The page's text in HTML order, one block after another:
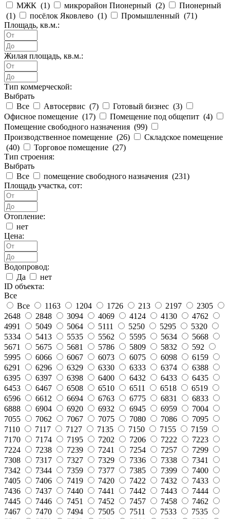
МЖК (1) микрорайон Пионерный (2)
Пионерный
(1) посёлок Яковлево (1) Промышленный (71)
Площадь, кв.м.:
Жилая площадь, кв.м.:
Тип коммерческой:
Выбрать
Все
Автосервис (7) Готовый бизнес (3)
Офисное помещение (17) Помещение под общепит (4)
Помещение свободного назначения (99)
Производственное помещение (26)
Складское помещение
(40) Торговое помещение (27)
Тип строения:
Выбрать
Все
помещение свободного назначения (231)
Площадь участка, сот:
Отопление:
нет
Цена:
Водопровод:
Да
нет
ID объекта:
Все
Все
1163 1204 1726 213 2197
2305
2648
2848 3094 4069 4124 4130
4762
4991
5049 5064 5111 5250 5295
5320
5334
5413 5535 5562 5595 5634
5668
5671
5675 5681 5786 5809 5832
592
5995
6066 6067 6073 6075 6098
6159
6291
6296 6329 6330 6333 6374
6388
6395
6397 6398 6400 6432 6433
6435
6453
6467 6508 6510 6511 6518
6519
6596
6612 6694 6763 6775 6831
6833
6888
6904 6920 6932 6945 6959
7004
7055
7062 7067 7075 7080 7086
7095
7110
7117 7127 7135 7150 7155
7159
7170
7174 7195 7202 7206 7222
7223
7224
7238 7239 7241 7254 7257
7299
7308
7317 7327 7329 7336 7338
7341
7342
7344 7359 7377 7385 7399
7400
7405
7406 7419 7420 7422 7432
7433
7436
7437 7440 7441 7442 7443
7444
7445
7446 7451 7452 7457 7458
7462
7467
7470 7494 7505 7511 7533
7535